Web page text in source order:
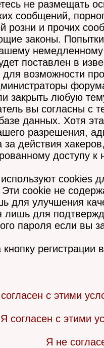
не размещать
сообщений,
розни и прочих
законы.
поставлен в
возможности
закрыть любую
вы согласны с
данных. Хотя
разрешения,
за действия
доступу к
cookies
cookie не
для улучшения
лишь для
пароля если вы
регистрации
с этими
Я согласен с этими
Я не